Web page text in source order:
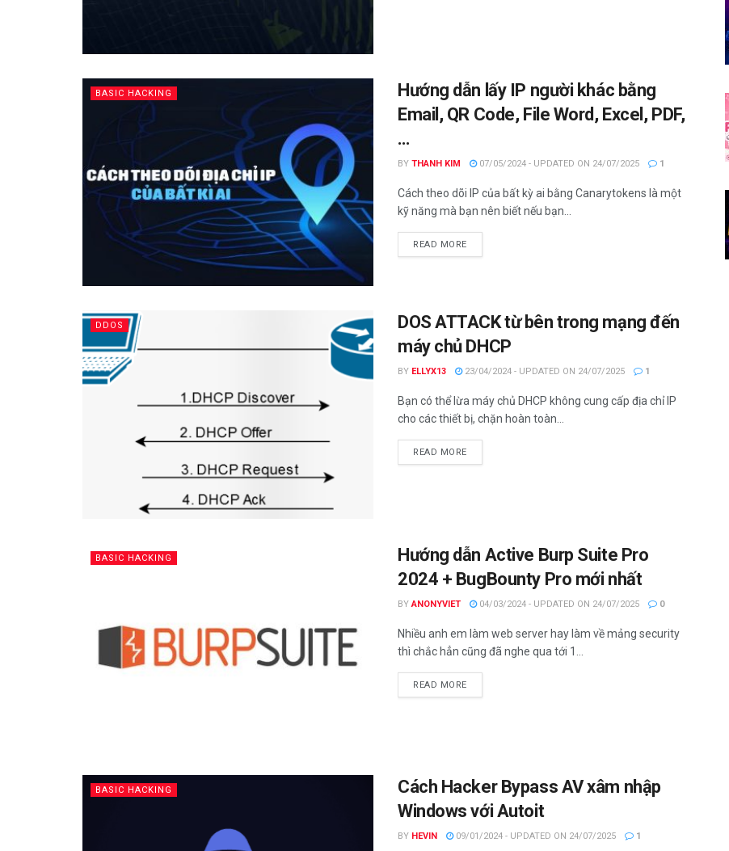
BASIC HACKING
Hướng dẫn lấy IP người khác bằng
Email, QR Code, File Word, Excel, PDF,
…
BY THANH KIM 07/05/2024 - UPDATED ON 24/07/2025 1
Cách theo dõi IP của bất kỳ ai bằng Canarytokens là một
kỹ năng mà bạn nên biết nếu bạn...
READ MOREDETAILS
DDOS
DOS ATTACK từ bên trong mạng đến
máy chủ DHCP
BY ELLYX13 23/04/2024 - UPDATED ON 24/07/2025 1
Bạn có thể lừa máy chủ DHCP không cung cấp địa chỉ IP
cho các thiết bị, chặn hoàn toàn...
READ MOREDETAILS
BASIC HACKING
Hướng dẫn Active Burp Suite Pro
2024 + BugBounty Pro mới nhất
BY ANONYVIET 04/03/2024 - UPDATED ON 24/07/2025 0
Nhiều anh em làm web server hay làm về mảng security
thì chắc hẳn cũng đã nghe qua tới 1...
READ MOREDETAILS
BASIC HACKING
Cách Hacker Bypass AV xâm nhập
Windows với Autoit
BY HEVIN 09/01/2024 - UPDATED ON 24/07/2025 1